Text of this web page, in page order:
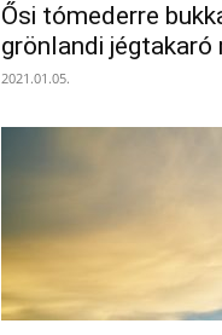
Ősi tómederre
grönlandi jégtakaró
2021.01.05.